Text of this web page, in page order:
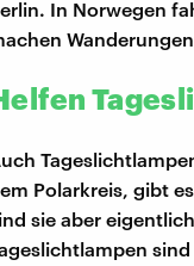
In Norwegen
Polarkreis, gibt
sie aber